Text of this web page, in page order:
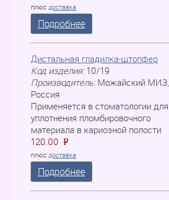
плюс доставка
Подробнее
Дистальная гладилка-штопфер
Код изделия: 10/19
Производитель: Можайский МИЗ,
Россия
Применяется в стоматологии для
уплотнения пломбировочного
материала в кариозной полости
120.00
=
P
плюс доставка
Подробнее